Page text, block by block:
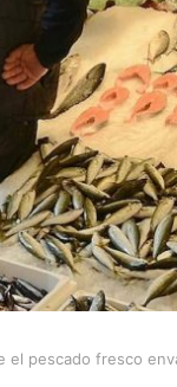
el pescado fresco